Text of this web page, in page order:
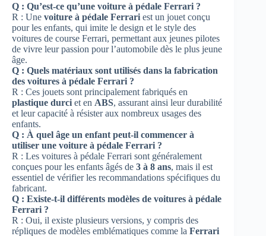
Q : Qu’est-ce qu’une voiture à pédale Ferrari ?
R : Une voiture à pédale Ferrari est un jouet conçu
pour les enfants, qui imite le design et le style des
voitures de course Ferrari, permettant aux jeunes pilotes
de vivre leur passion pour l’automobile dès le plus jeune
âge.
Q : Quels matériaux sont utilisés dans la fabrication
des voitures à pédale Ferrari ?
R : Ces jouets sont principalement fabriqués en
plastique durci et en ABS, assurant ainsi leur durabilité
et leur capacité à résister aux nombreux usages des
enfants.
Q : À quel âge un enfant peut-il commencer à
utiliser une voiture à pédale Ferrari ?
R : Les voitures à pédale Ferrari sont généralement
conçues pour les enfants âgés de 3 à 8 ans, mais il est
essentiel de vérifier les recommandations spécifiques du
fabricant.
Q : Existe-t-il différents modèles de voitures à pédale
Ferrari ?
R : Oui, il existe plusieurs versions, y compris des
répliques de modèles emblématiques comme la Ferrari